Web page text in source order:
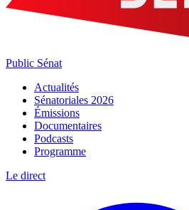
Public Sénat
Actualités
Sénatoriales 2026
Émissions
Documentaires
Podcasts
Programme
Le direct